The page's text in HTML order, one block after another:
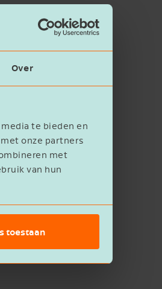
Over
te bieden en
onze partners
met
van hun
toestaan